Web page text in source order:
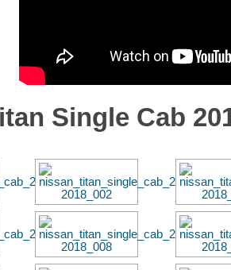
Single Cab